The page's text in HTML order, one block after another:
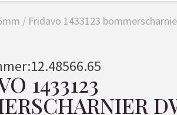
/ Fridavo 1433123
12.48566.65
1433123